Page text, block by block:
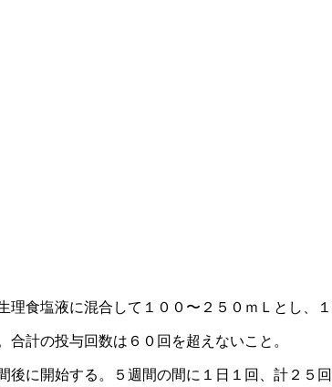
食塩液に混合して１００〜２５０ｍＬとし、
計の投与回数は６０回を超えないこと。
に開始する。５週間の間に１日１回、計２５回